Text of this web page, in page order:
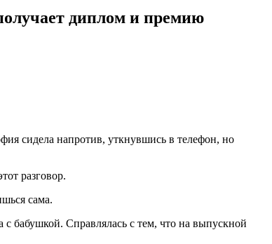
диплом и премию
сидела напротив, уткнувшись в телефон, но
разговор.
сама.
бабушкой. Справлялась с тем, что на выпускной